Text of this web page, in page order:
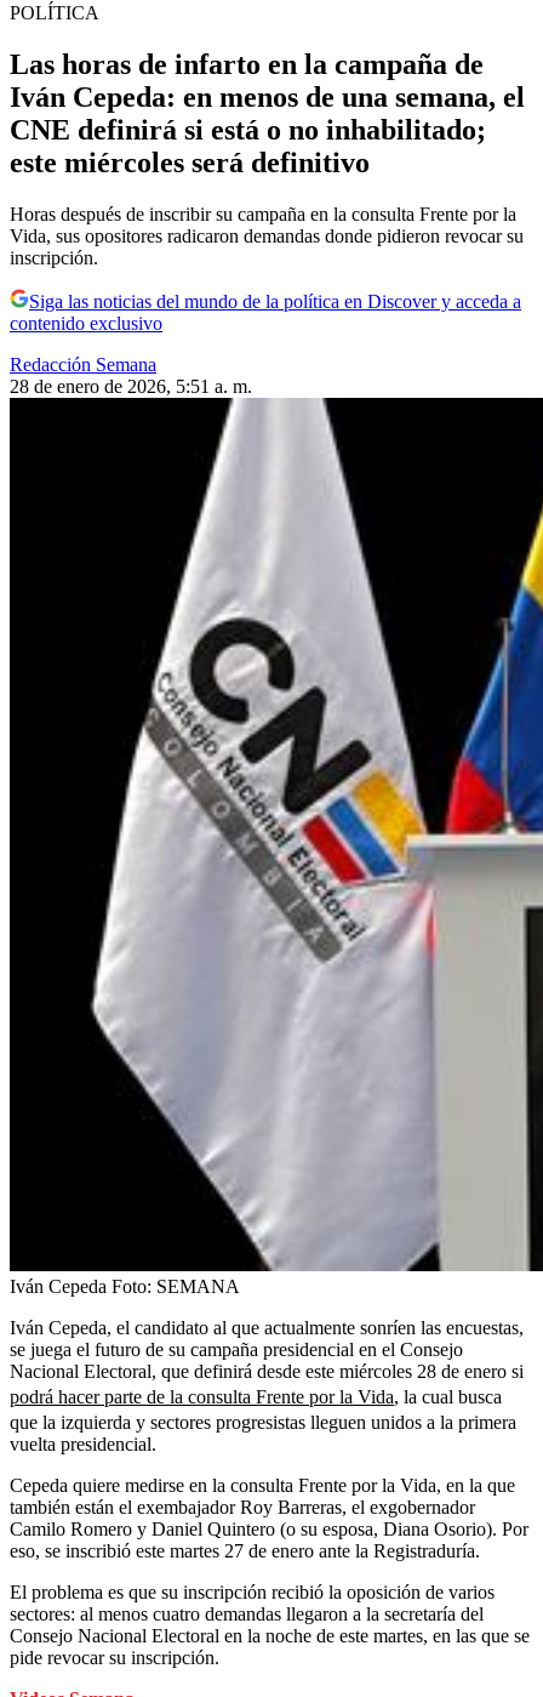
POLÍTICA
Las horas de infarto en la campaña de
Iván Cepeda: en menos de una semana, el
CNE definirá si está o no inhabilitado;
este miércoles será definitivo
Horas después de inscribir su campaña en la consulta Frente por la
Vida, sus opositores radicaron demandas donde pidieron revocar su
inscripción.
Siga las noticias del mundo de la política en Discover y acceda a
contenido exclusivo
Redacción Semana
28 de enero de 2026, 5:51 a. m.
Iván Cepeda Foto: SEMANA
Iván Cepeda, el candidato al que actualmente sonríen las encuestas,
se juega el futuro de su campaña presidencial en el Consejo
Nacional Electoral, que definirá desde este miércoles 28 de enero si
podrá hacer parte de la consulta Frente por la Vida, la cual busca
que la izquierda y sectores progresistas lleguen unidos a la primera
vuelta presidencial.
Cepeda quiere medirse en la consulta Frente por la Vida, en la que
también están el exembajador Roy Barreras, el exgobernador
Camilo Romero y Daniel Quintero (o su esposa, Diana Osorio). Por
eso, se inscribió este martes 27 de enero ante la Registraduría.
El problema es que su inscripción recibió la oposición de varios
sectores: al menos cuatro demandas llegaron a la secretaría del
Consejo Nacional Electoral en la noche de este martes, en las que se
pide revocar su inscripción.